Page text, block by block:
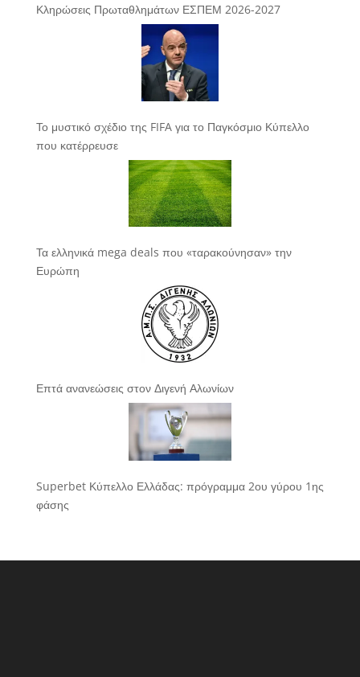
Κληρώσεις Πρωταθλημάτων ΕΣΠΕΜ 2026-2027
Το μυστικό σχέδιο της FIFA για το Παγκόσμιο Κύπελλο
που κατέρρευσε
Τα ελληνικά mega deals που «ταρακούνησαν» την
Ευρώπη
Επτά ανανεώσεις στον Διγενή Αλωνίων
Superbet Κύπελλο Ελλάδας: πρόγραμμα 2ου γύρου 1ης
φάσης